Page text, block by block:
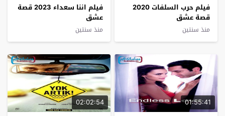
فيلم حرب السلفات 2020
قصة عشق
منذ سنتين
فيلم اننا سعداء 2023 قصة
عشق
منذ سنتين
01:55:41
02:02:54